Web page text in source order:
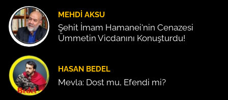
MEHDI AKSU
Şehit İmam Hamanei'nin Cenazesi
Ümmetin Vicdanını Konuşturdu!
HASAN BEDEL
Mevla: Dost mu, Efendi mi?